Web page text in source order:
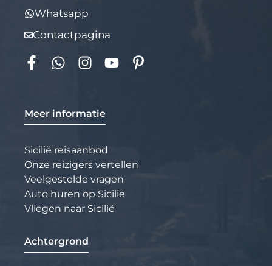
Whatsapp
Contactpagina
Meer informatie
Sicilië reisaanbod
Onze reizigers vertellen
Veelgestelde vragen
Auto huren op Sicilië
Vliegen naar Sicilië
Achtergrond